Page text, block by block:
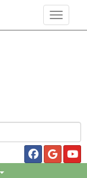
Toggle